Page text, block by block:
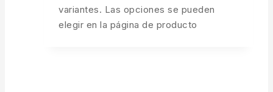
variantes. Las opciones se pueden
elegir en la página de producto